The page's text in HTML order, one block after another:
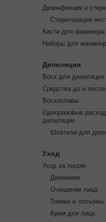
Дезинфекция и
Стерилизация
Кисти для маникюра
Наборы для
Депиляция
Воск для депиляции
Средства до и
Воскоплавы
Одноразовые
депиляции
Шпатели для
Уход
Уход за лицом
Демакияж
Очищение лица
Тоники и лосьоны
Крем для лица